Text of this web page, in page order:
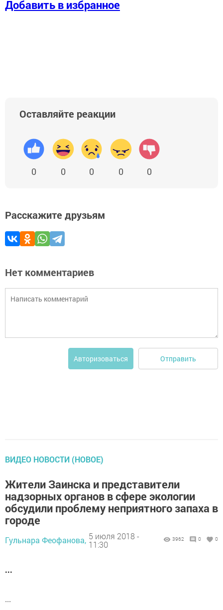
Добавить в избранное
Оставляйте реакции
0 0 0 0 0
Расскажите друзьям
Нет комментариев
Авторизоваться Отправить
ВИДЕО НОВОСТИ (НОВОЕ)
Жители Заинска и представители
надзорных органов в сфере экологии
обсудили проблему неприятного запаха в
городе
Гульнара Феофанова, 5 июля 2018 -
11:30
3962 0 0
...
...